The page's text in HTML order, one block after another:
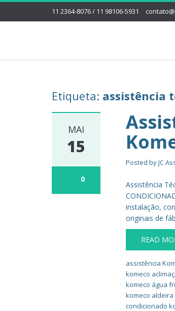
11 2364-8076 / 11 98106-5931
Etiqueta: assistência
MAI
15
0
Posted byJC
Assistência
instalação,
originais de
READ
assistência
komeco
komeco água
komeco
condicionado